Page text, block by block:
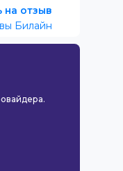
Билайн
на отзыв